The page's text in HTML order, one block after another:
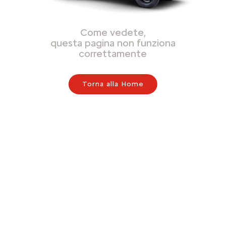
Come vedete,
questa pagina non funziona
correttamente
Torna alla Home